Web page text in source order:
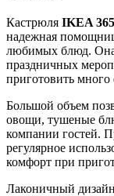
Кастрюля IKEA
надежная
любимых блюд. Она
праздничных
приготовить много
Большой объем
овощи, тушеные
компании гостей.
регулярное
комфорт при
Лаконичный